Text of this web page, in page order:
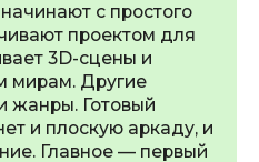
с простого
проектом для
3D-сцены и
мирам. Другие
жанры. Готовый
и плоскую аркаду, и
Главное — первый